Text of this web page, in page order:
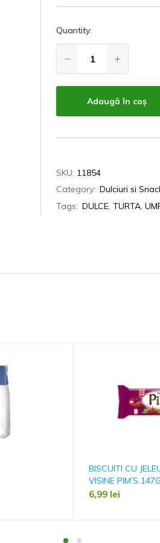
Quantity:
Adaugă în coș
SKU: 11854
Category: Dulciuri si
Tags: DULCE,TURTA,
BISCUITI CU
VISINE PIM’S 147G
6,99 lei